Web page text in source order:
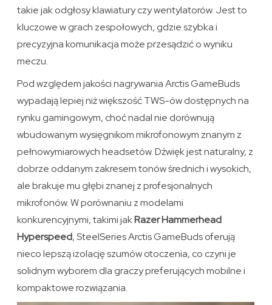
takie jak odgłosy klawiatury czy wentylatorów. Jest to
kluczowe w grach zespołowych, gdzie szybka i
precyzyjna komunikacja może przesądzić o wyniku
meczu.
Pod względem jakości nagrywania Arctis GameBuds
wypadają lepiej niż większość TWS-ów dostępnych na
rynku gamingowym, choć nadal nie dorównują
wbudowanym wysięgnikom mikrofonowym znanym z
pełnowymiarowych headsetów. Dźwięk jest naturalny, z
dobrze oddanym zakresem tonów średnich i wysokich,
ale brakuje mu głębi znanej z profesjonalnych
mikrofonów. W porównaniu z modelami
konkurencyjnymi, takimi jakRazer Hammerhead
Hyperspeed, SteelSeries Arctis GameBuds oferują
nieco lepszą izolację szumów otoczenia, co czyni je
solidnym wyborem dla graczy preferujących mobilne i
kompaktowe rozwiązania.